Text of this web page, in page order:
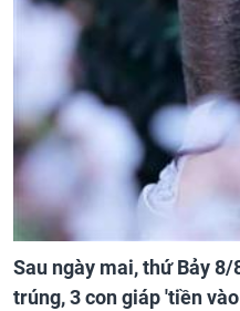
Sau ngày mai, thứ Bảy
trúng, 3 con giáp 'tiền